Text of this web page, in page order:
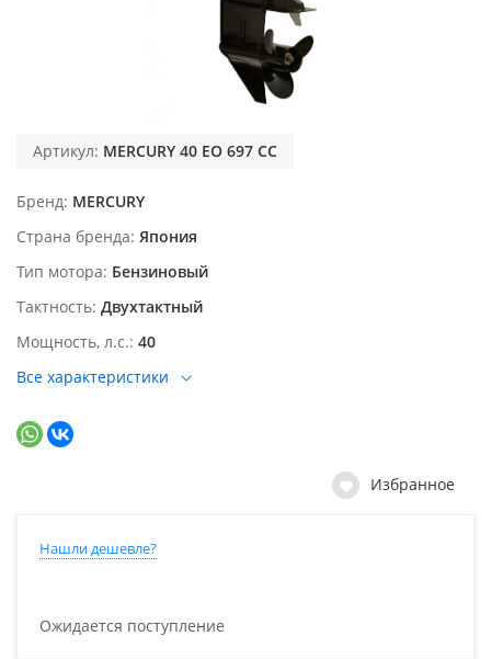
Артикул: MERCURY 40 EO 697 CC
Бренд MERCURY
Страна бренда Япония
Тип мотора Бензиновый
Тактность Двухтактный
Мощность, л.с. 40
Все характеристики
Избранное
Нашли дешевле?
Ожидается поступление